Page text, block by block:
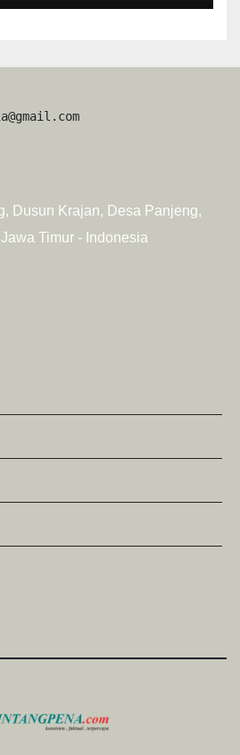
Dusun Krajan, Desa Panjeng,
Timur - Indonesia